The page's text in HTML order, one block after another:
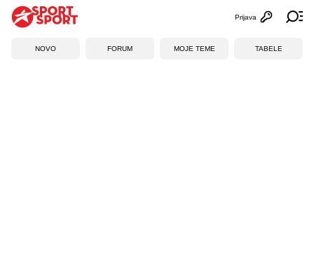
Otvori
Prijava
NOVO FORUM MOJE TEME TABELE